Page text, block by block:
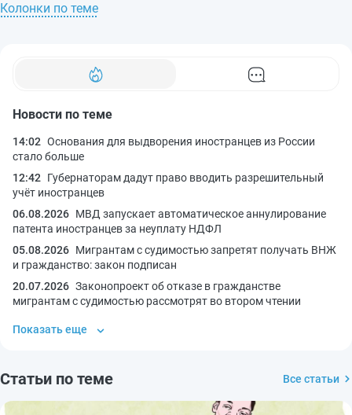
Новости по теме
14:02 Основания для выдворения иностранцев из России
стало больше
12:42 Губернаторам дадут право вводить разрешительный
учёт иностранцев
06.08.2026 МВД запускает автоматическое аннулирование
патента иностранцев за неуплату НДФЛ
05.08.2026 Мигрантам с судимостью запретят получать ВНЖ
и гражданство: закон подписан
20.07.2026 Законопроект об отказе в гражданстве
мигрантам с судимостью рассмотрят во втором чтении
Показать еще
Статьи по теме Все статьи
Колонки по теме